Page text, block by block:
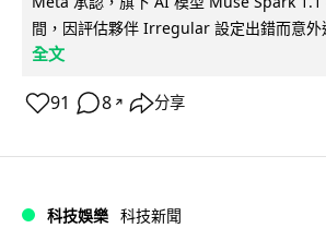
間，因評估夥伴 Irregular 設定出錯而意外
全文
91 8 ↗ 分享
科技娛樂 科技新聞